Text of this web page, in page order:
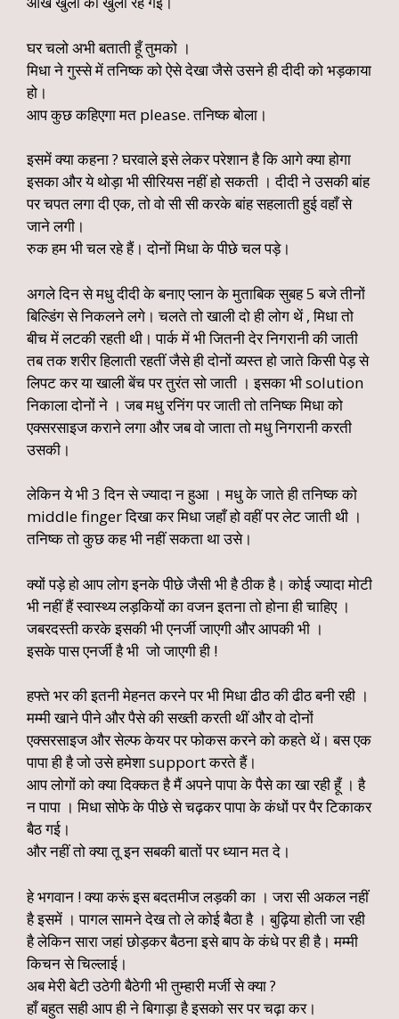
घर चलो अभी बताती हूँ तुमको ।
मिधा ने गुस्से में तनिष्क को ऐसे देखा जैसे उसने ही दीदी को भड़काया
हो।
आप कुछ कहिएगा मत please. तनिष्क बोला।
इसमें क्या कहना ? घरवाले इसे लेकर परेशान है कि आगे क्या होगा
इसका और ये थोड़ा भी सीरियस नहीं हो सकती । दीदी ने उसकी बांह
पर चपत लगा दी एक, तो वो सी सी करके बांह सहलाती हुई वहाँ से
जाने लगी।
रुक हम भी चल रहे हैं। दोनों मिधा के पीछे चल पड़े।
अगले दिन से मधु दीदी के बनाए प्लान के मुताबिक सुबह 5 बजे तीनों
बिल्डिंग से निकलने लगे। चलते तो खाली दो ही लोग थें , मिधा तो
बीच में लटकी रहती थी। पार्क में भी जितनी देर निगरानी की जाती
तब तक शरीर हिलाती रहतीं जैसे ही दोनों व्यस्त हो जाते किसी पेड़ से
लिपट कर या खाली बेंच पर तुरंत सो जाती । इसका भी solution
निकाला दोनों ने । जब मधु रनिंग पर जाती तो तनिष्क मिधा को
एक्सरसाइज कराने लगा और जब वो जाता तो मधु निगरानी करती
उसकी।
लेकिन ये भी 3 दिन से ज्यादा न हुआ । मधु के जाते ही तनिष्क को
middle finger दिखा कर मिधा जहाँ हो वहीं पर लेट जाती थी ।
तनिष्क तो कुछ कह भी नहीं सकता था उसे।
क्यों पड़े हो आप लोग इनके पीछे जैसी भी है ठीक है। कोई ज्यादा मोटी
भी नहीं हैं स्वास्थ्य लड़कियों का वजन इतना तो होना ही चाहिए ।
जबरदस्ती करके इसकी भी एनर्जी जाएगी और आपकी भी ।
इसके पास एनर्जी है भी जो जाएगी ही !
हफ्ते भर की इतनी मेहनत करने पर भी मिधा ढीठ की ढीठ बनी रही ।
मम्मी खाने पीने और पैसे की सख्ती करती थीं और वो दोनों
एक्सरसाइज और सेल्फ केयर पर फोकस करने को कहते थें। बस एक
पापा ही है जो उसे हमेशा support करते हैं।
आप लोगों को क्या दिक्कत है मैं अपने पापा के पैसे का खा रही हूँ । है
न पापा । मिधा सोफे के पीछे से चढ़कर पापा के कंधों पर पैर टिकाकर
बैठ गई।
और नहीं तो क्या तू इन सबकी बातों पर ध्यान मत दे।
हे भगवान ! क्या करूं इस बदतमीज लड़की का । जरा सी अकल नहीं
है इसमें । पागल सामने देख तो ले कोई बैठा है । बुढ़िया होती जा रही
है लेकिन सारा जहां छोड़कर बैठना इसे बाप के कंधे पर ही है। मम्मी
किचन से चिल्लाई।
अब मेरी बेटी उठेगी बैठेगी भी तुम्हारी मर्जी से क्या ?
हाँ बहुत सही आप ही ने बिगाड़ा है इसको सर पर चढ़ा कर।